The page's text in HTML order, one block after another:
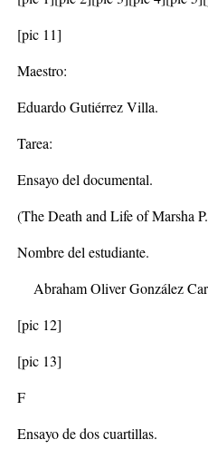
[pic 11]
Maestro:
Eduardo Gutiérrez Villa.
Tarea:
Ensayo del documental.
(The Death and Life of Marsha
Nombre del estudiante.
Abraham Oliver González
[pic 12]
[pic 13]
F
Ensayo de dos cuartillas.